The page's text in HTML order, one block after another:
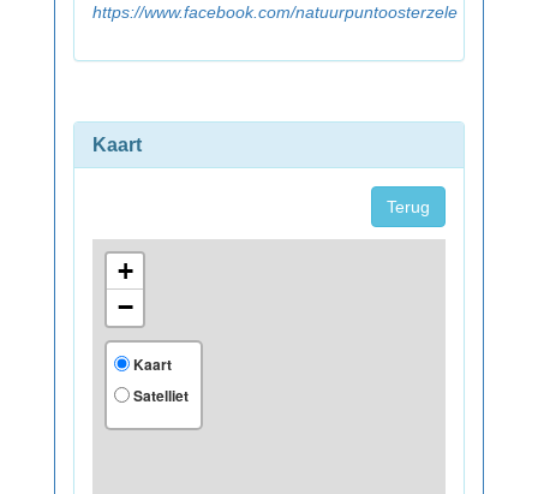
https://www.facebook.com/natuurpuntoosterzele
Kaart
Terug
+
−
Kaart
Satelliet